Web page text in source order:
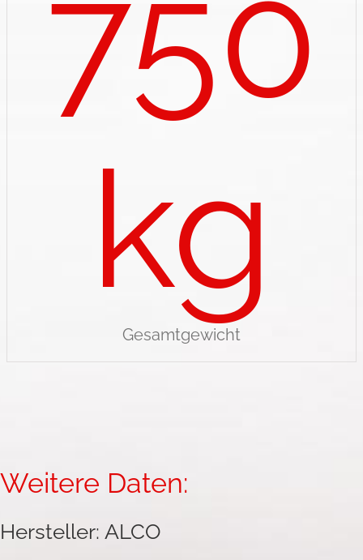
750
kg
Gesamtgewicht
Weitere Daten:
Hersteller: ALCO